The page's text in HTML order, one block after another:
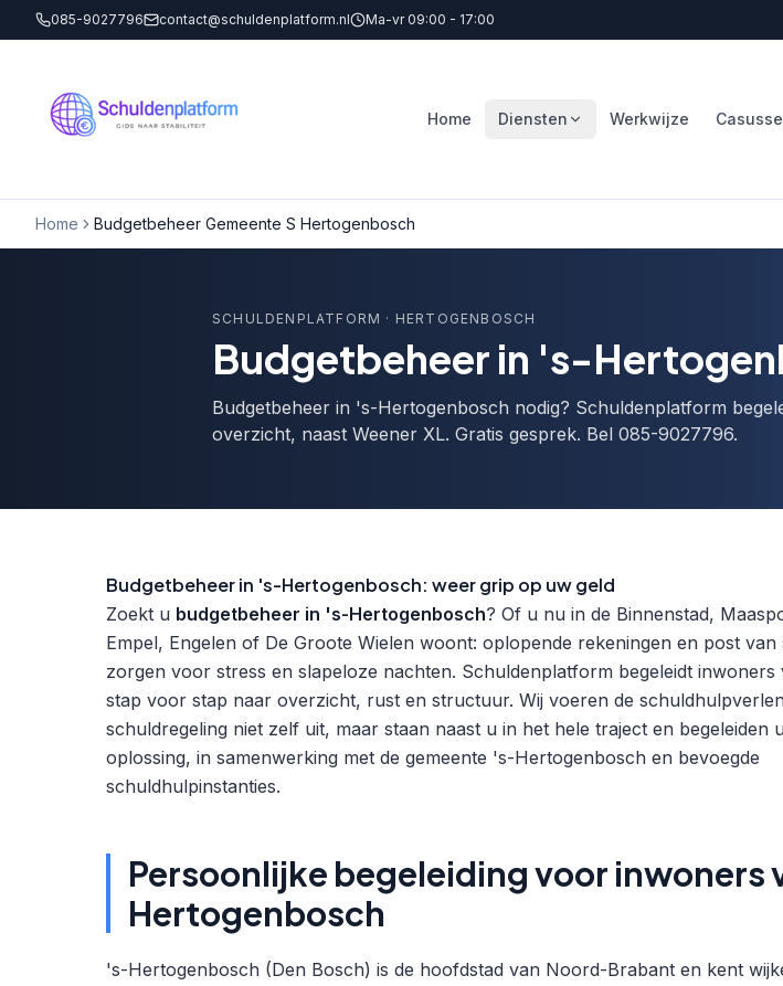
085-9027796 contact@schuldenplatform.nl Ma-vr 09:00 - 17:00
Home Diensten Werkwijze
Home Budgetbeheer Gemeente S Hertogenbosch
SCHULDENPLATFORM · HERTOGENBOSCH
Budgetbeheer in 's-
Budgetbeheer in 's-Hertogenbosch nodig? Schuldenplatform
overzicht, naast Weener XL. Gratis gesprek. Bel 085-9027796.
Budgetbeheer in 's-Hertogenbosch: weer grip op uw geld
Zoekt u budgetbeheer in 's-Hertogenbosch? Of u nu in de Binnenstad,
Empel, Engelen of De Groote Wielen woont: oplopende rekeningen en post van
zorgen voor stress en slapeloze nachten. Schuldenplatform begeleidt inwoners
stap voor stap naar overzicht, rust en structuur. Wij voeren de
schuldregeling niet zelf uit, maar staan naast u in het hele traject en begeleiden
oplossing, in samenwerking met de gemeente 's-Hertogenbosch en bevoegde
schuldhulpinstanties.
Persoonlijke begeleiding voor inwoners
Hertogenbosch
's-Hertogenbosch (Den Bosch) is de hoofdstad van Noord-Brabant en kent